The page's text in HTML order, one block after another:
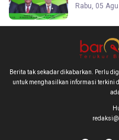
Rabu, 05
Berita tak sekadar dikabarkan. Perlu
untuk menghasilkan informasi terkini